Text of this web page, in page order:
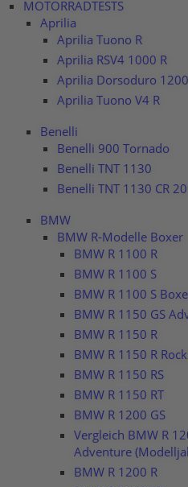
MOTORRADTESTS
Aprilia
Aprilia Tuono R
Aprilia RSV4 1000 R
Aprilia Dorsoduro 1200
Aprilia Tuono V4 R
Benelli
Benelli 900 Tornado
Benelli TNT 1130
Benelli TNT 1130 CR
BMW
BMW R-Modelle Boxer
BMW R 1100 R
BMW R 1100 S
BMW R 1100 S
BMW R 1150 GS
BMW R 1150 R
BMW R 1150 R
BMW R 1150 RS
BMW R 1150 RT
BMW R 1200 GS
Vergleich BMW R
Adventure
BMW R 1200 R